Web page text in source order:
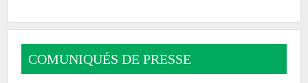
COMUNIQUÉS DE PRESSE